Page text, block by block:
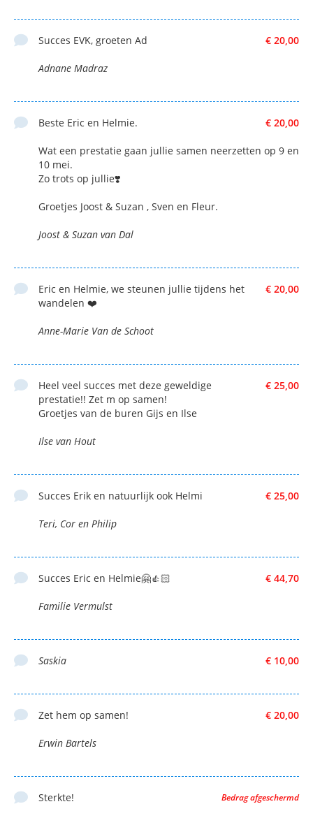
€ 20,00
Succes EVK, groeten Ad
Adnane Madraz
€ 20,00
Beste Eric en Helmie.
Wat een prestatie gaan jullie samen neerzetten op 9 en
10 mei.
Zo trots op jullie❣️
Groetjes Joost & Suzan , Sven en Fleur.
Joost & Suzan van Dal
€ 20,00
Eric en Helmie, we steunen jullie tijdens het
wandelen ❤️
Anne-Marie Van de Schoot
€ 25,00
Heel veel succes met deze geweldige
prestatie!! Zet m op samen!
Groetjes van de buren Gijs en Ilse
Ilse van Hout
€ 25,00
Succes Erik en natuurlijk ook Helmi
Teri, Cor en Philip
€ 44,70
Succes Eric en Helmie🤗👍🏻
Familie Vermulst
€ 10,00
Saskia
€ 20,00
Zet hem op samen!
Erwin Bartels
Bedrag afgeschermd
Sterkte!